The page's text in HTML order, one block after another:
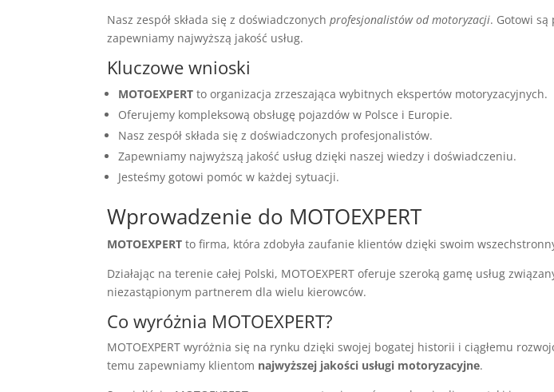
Nasz zespół składa się z doświadczonychprofesjonalistów od motoryzacji. Gotowi
zapewniamy najwyższą jakość usług.
Kluczowe wnioski
MOTOEXPERT to organizacja zrzeszająca wybitnych ekspertów motoryzacyjnych.
Oferujemy kompleksową obsługę pojazdów w Polsce i Europie.
Nasz zespół składa się z doświadczonych profesjonalistów.
Zapewniamy najwyższą jakość usług dzięki naszej wiedzy i doświadczeniu.
Jesteśmy gotowi pomóc w każdej sytuacji.
Wprowadzenie do MOTOEXPERT
MOTOEXPERT to firma, która zdobyła zaufanie klientów dzięki swoim
Działając na terenie całej Polski, MOTOEXPERT oferuje szeroką gamę usług
niezastąpionym partnerem dla wielu kierowców.
Co wyróżnia MOTOEXPERT?
MOTOEXPERT wyróżnia się na rynku dzięki swojej bogatej historii i ciągłemu
temu zapewniamy klientom najwyższej jakości usługi motoryzacyjne.